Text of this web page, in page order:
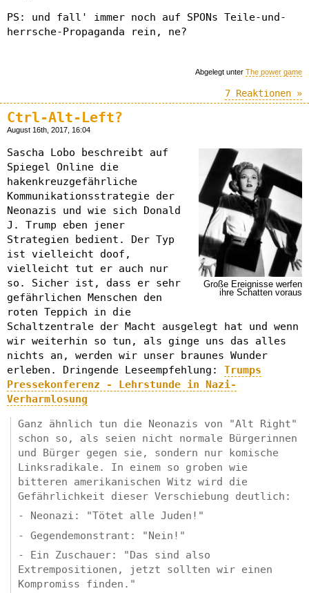
PS: und fall' immer noch auf SPONs Teile-und-
herrsche-Propaganda rein, ne?
Abgelegt unter The power game
7 Reaktionen »
Ctrl-Alt-Left?
August 16th, 2017, 16:04
Große Ereignisse werfen
ihre Schatten voraus
Sascha Lobo beschreibt auf
Spiegel Online die
hakenkreuzgefährliche
Kommunikationsstrategie der
Neonazis und wie sich Donald
J. Trump eben jener
Strategien bedient. Der Typ
ist vielleicht doof,
vielleicht tut er auch nur
so. Sicher ist, dass er sehr
gefährlichen Menschen den
roten Teppich in die
Schaltzentrale der Macht ausgelegt hat und wenn
wir weiterhin so tun, als ginge uns das alles
nichts an, werden wir unser braunes Wunder
erleben. Dringende Leseempfehlung: Trumps
Pressekonferenz - Lehrstunde in Nazi-
Verharmlosung
Ganz ähnlich tun die Neonazis von "Alt Right"
schon so, als seien nicht normale Bürgerinnen
und Bürger gegen sie, sondern nur komische
Linksradikale. In einem so groben wie
bitteren amerikanischen Witz wird die
Gefährlichkeit dieser Verschiebung deutlich:
- Neonazi: "Tötet alle Juden!"
- Gegendemonstrant: "Nein!"
- Ein Zuschauer: "Das sind also
Extrempositionen, jetzt sollten wir einen
Kompromiss finden."